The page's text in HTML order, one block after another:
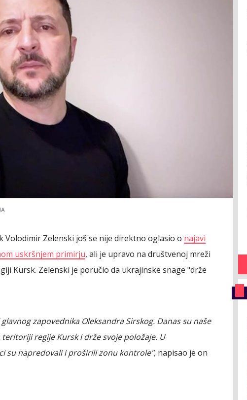
Volodimir Zelenski još se nije direktno oglasio o najavi
uskršnjem primirju, ali je upravo na društvenoj mreži
Kursk. Zelenski je poručio da ukrajinske snage "drže
zapovednika Oleksandra Sirskog. Danas su naše
regije Kursk i drže svoje položaje. U
su napredovali i proširili zonu kontrole", napisao je on